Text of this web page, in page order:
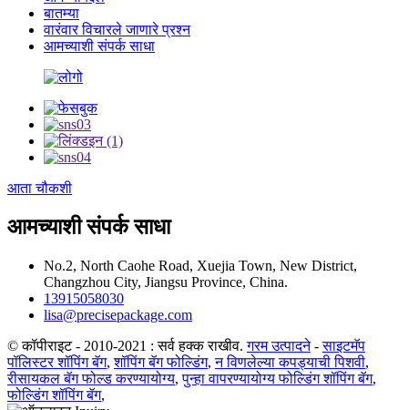
बातम्या
वारंवार विचारले जाणारे प्रश्न
आमच्याशी संपर्क साधा
आता चौकशी
आमच्याशी संपर्क साधा
No.2, North Caohe Road, Xuejia Town, New District,
Changzhou City, Jiangsu Province, China.
13915058030
lisa@precisepackage.com
© कॉपीराइट - 2010-2021 : सर्व हक्क राखीव. गरम उत्पादने-साइटमॅप
पॉलिस्टर शॉपिंग बॅग,शॉपिंग बॅग फोल्डिंग,न विणलेल्या कपड्याची पिशवी,
रीसायकल बॅग फोल्ड करण्यायोग्य,पुन्हा वापरण्यायोग्य फोल्डिंग शॉपिंग बॅग,
फोल्डिंग शॉपिंग बॅग,